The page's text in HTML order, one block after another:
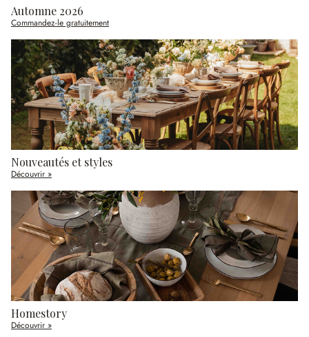
Automne 2026
Commandez-le gratuitement
Nouveautés et styles
Découvrir »
Homestory
Découvrir »